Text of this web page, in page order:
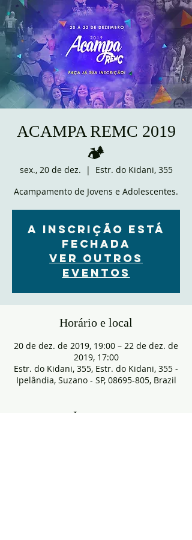
ACAMPA REMC 2019
🏕
sex., 20 de dez.
  |
Estr. do Kidani, 355
Acampamento de Jovens e Adolescentes.
A inscrição está
fechada
Ver outros
eventos
Horário e local
20 de dez. de 2019, 19:00 – 22 de dez. de
2019, 17:00
Estr. do Kidani, 355, Estr. do Kidani, 355 -
Ipelândia, Suzano - SP, 08695-805, Brazil
Ingressos